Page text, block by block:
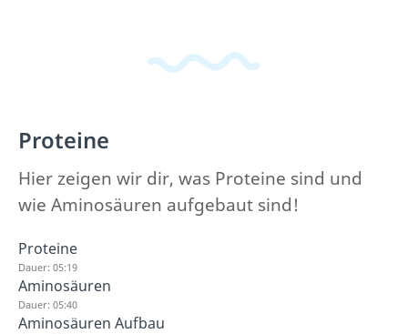
Proteine
Hier zeigen wir dir, was Proteine sind und
wie Aminosäuren aufgebaut sind!
Proteine
Dauer: 05:19
Aminosäuren
Dauer: 05:40
Aminosäuren Aufbau